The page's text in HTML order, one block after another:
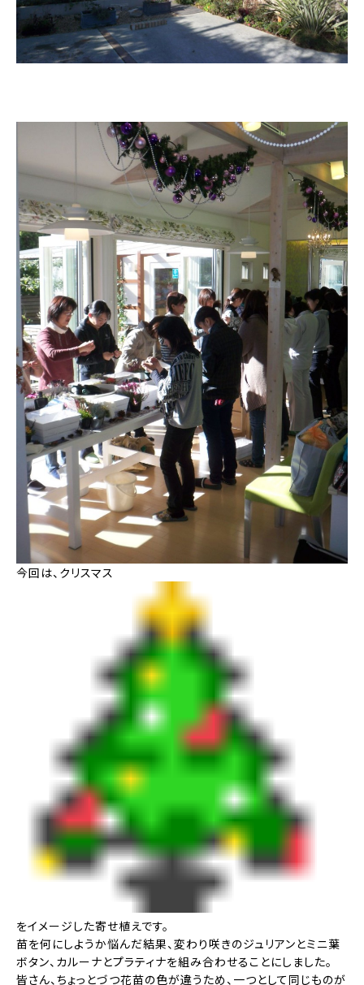
今回は、クリスマス
をイメージした寄せ植えです。
苗を何にしようか悩んだ結果、変わり咲きのジュリアンとミニ葉
ボタン、カルーナとプラティナを組み合わせることにしました。
皆さん、ちょっとづつ花苗の色が違うため、一つとして同じものが